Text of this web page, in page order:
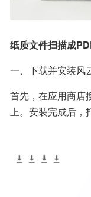
纸质文件扫描成
一、下载并安装风
首先，在应用商店
上。安装完成后，